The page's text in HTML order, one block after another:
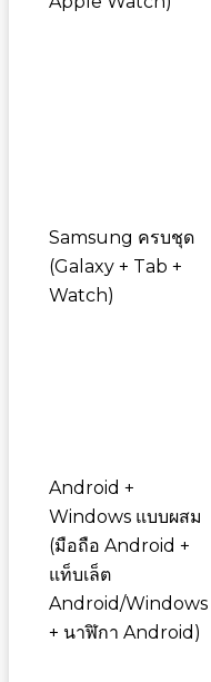
Samsung ครบชุด
(Galaxy + Tab +
Watch)
Android +
Windows แบบผสม
(มือถือ Android +
แท็บเล็ต
Android/Windows
+ นาฬิกา Android)